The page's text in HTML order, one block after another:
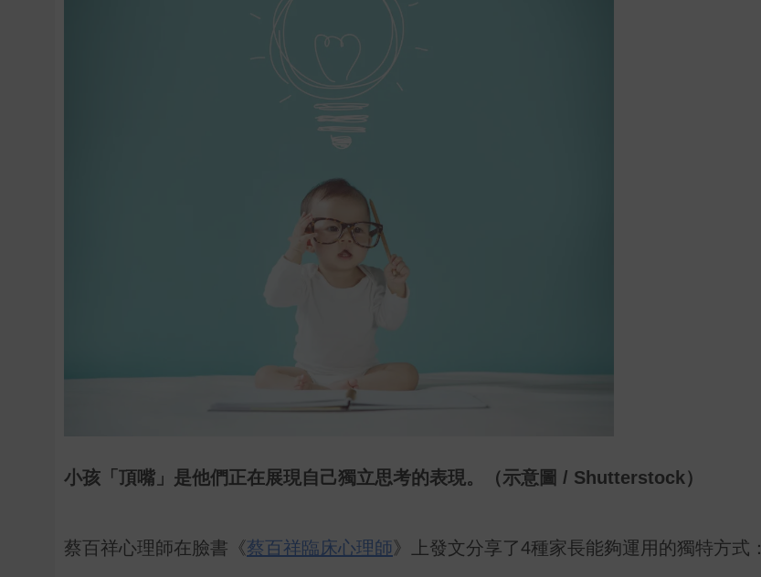
小孩「頂嘴」是他們正在展現自己獨立思考的表現。（示意圖 / Shutterstock）
蔡百祥心理師在臉書《蔡百祥臨床心理師》上發文分享了4種家長能夠運用的獨特方式：